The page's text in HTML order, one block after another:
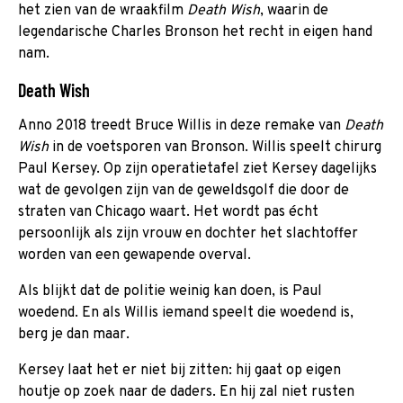
het zien van de wraakfilm Death Wish, waarin de
legendarische Charles Bronson het recht in eigen hand
nam.
Death Wish
Anno 2018 treedt Bruce Willis in deze remake van Death
Wish in de voetsporen van Bronson. Willis speelt chirurg
Paul Kersey. Op zijn operatietafel ziet Kersey dagelijks
wat de gevolgen zijn van de geweldsgolf die door de
straten van Chicago waart. Het wordt pas écht
persoonlijk als zijn vrouw en dochter het slachtoffer
worden van een gewapende overval.
Als blijkt dat de politie weinig kan doen, is Paul
woedend. En als Willis iemand speelt die woedend is,
berg je dan maar.
Kersey laat het er niet bij zitten: hij gaat op eigen
houtje op zoek naar de daders. En hij zal niet rusten